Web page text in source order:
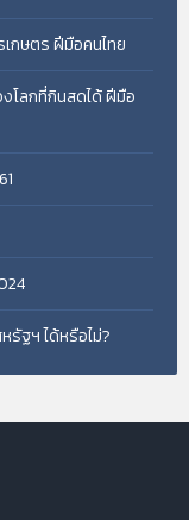
กษตร ฝีมือคนไทย
โลกที่กินสดได้ ฝีมือ
รัฐฯ ได้หรือไม่?